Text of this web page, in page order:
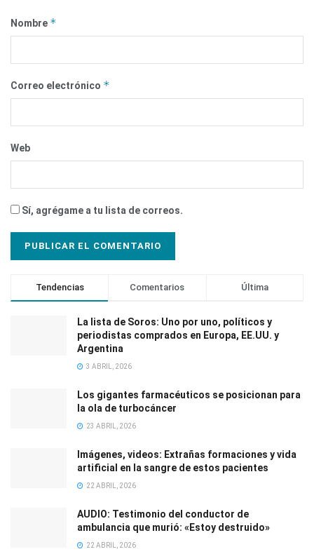
Nombre *
Correo electrónico *
Web
Sí, agrégame a tu lista de correos.
Tendencias Comentarios Última
La lista de Soros: Uno por uno, políticos y
periodistas comprados en Europa, EE.UU. y
Argentina
3 ABRIL, 2026
Los gigantes farmacéuticos se posicionan para
la ola de turbocáncer
23 ABRIL, 2026
Imágenes, videos: Extrañas formaciones y vida
artificial en la sangre de estos pacientes
22 ABRIL, 2026
AUDIO: Testimonio del conductor de
ambulancia que murió: «Estoy destruido»
22 ABRIL, 2026